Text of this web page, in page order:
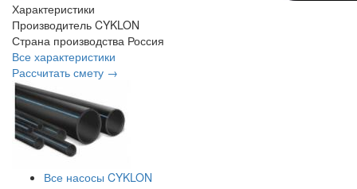
Характеристики
Производитель CYKLON
Страна производства Россия
Все характеристики
Рассчитать смету →
Все насосы CYKLON